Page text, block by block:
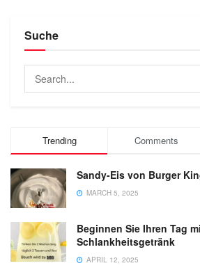
Suche
Trending Comments
Sandy-Eis von Burger
MARCH 5, 2025
Beginnen Sie Ihren Tag
Schlankheitsgetränk
APRIL 12, 2025